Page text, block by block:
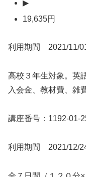
▶
19,635円
利用期間 2021/11/
高校３年生対象。英
入会金、教材費、雑
講座番号：1192-01-
利用期間 2021/12/